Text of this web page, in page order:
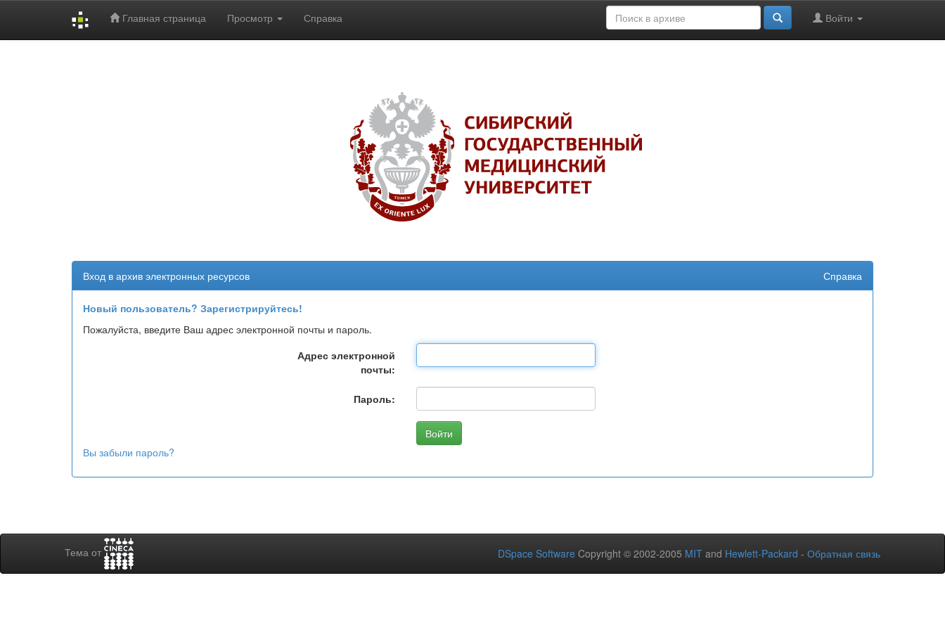
Главная страница Просмотр Справка Войти
Вход в архив электронных ресурсов Справка
Новый пользователь? Зарегистрируйтесь!
Пожалуйста, введите Ваш адрес электронной почты и пароль.
Адрес электронной
почты:
Пароль:
Вы забыли пароль?
Тема от DSpace Software Copyright © 2002-2005 MIT and Hewlett-Packard - Обратная связь